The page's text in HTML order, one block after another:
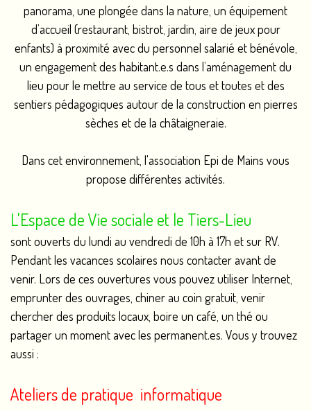
panorama, une plongée dans la nature, un équipement
d’accueil (restaurant, bistrot, jardin, aire de jeux pour
enfants) à proximité avec du personnel salarié et bénévole,
un engagement des habitant.e.s dans l’aménagement du
lieu pour le mettre au service de tous et toutes et des
sentiers pédagogiques autour de la construction en pierres
sèches et de la châtaigneraie.
Dans cet environnement, l'association Epi de Mains vous
propose différentes activités.
L'Espace de Vie sociale et le Tiers-Lieu
sont ouverts du lundi au vendredi de 10h à 17h et sur RV.
Pendant les vacances scolaires nous contacter avant de
venir. Lors de ces ouvertures vous pouvez utiliser Internet,
emprunter des ouvrages, chiner au coin gratuit, venir
chercher des produits locaux, boire un café, un thé ou
partager un moment avec les permanent.es. Vous y trouvez
aussi :
Ateliers de pratique informatique